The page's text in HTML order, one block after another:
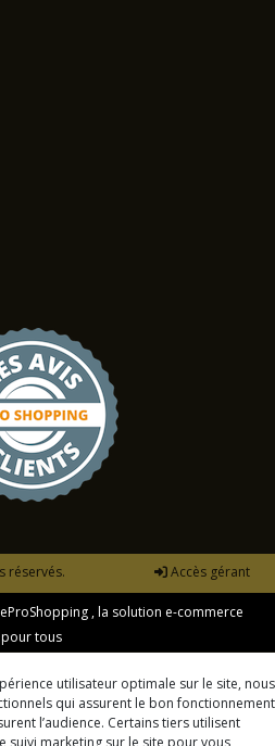
réservés. Accès gérant
eProShopping , la solution e-commerce
pour tous
utilisateur optimale sur le site, nous
qui assurent le bon fonctionnement
l’audience. Certains tiers utilisent
suivi marketing sur le site pour vous